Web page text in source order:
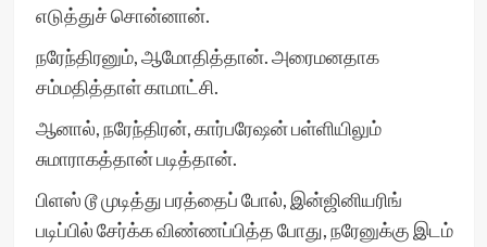
எடுத்துச் சொன்னான்.
நரேந்திரனும், ஆமோதித்தான். அரைமனதாக
சம்மதித்தாள் காமாட்சி.
ஆனால், நரேந்திரன், கார்பரேஷன் பள்ளியிலும்
சுமாராகத்தான் படித்தான்.
பிளஸ் டூ முடித்து பரத்தைப் போல், இன்ஜினியரிங்
படிப்பில் சேர்க்க விண்ணப்பித்த போது, நரேனுக்கு இடம்